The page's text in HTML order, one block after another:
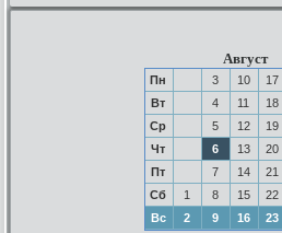
Август
Пн 3 10 17
Вт
4 11 18
Ср
5 12 19
Чт
6 13 20
Пт
7 14 21
Сб
1 8 15 22
Вс
2 9 16 23